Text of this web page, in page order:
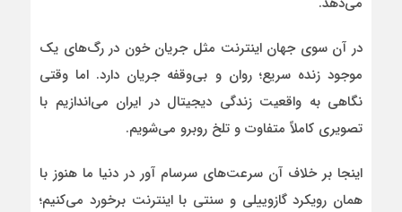
در آن سوی جهان اینترنت مثل جریان خون در رگ‌های یک
موجود زنده سریع؛ روان و بی‌وقفه جریان دارد. اما وقتی
نگاهی به واقعیت زندگی دیجیتال در ایران می‌اندازیم با
تصویری کاملاً متفاوت و تلخ روبرو می‌شویم.
اینجا بر خلاف آن سرعت‌های سرسام‌ آور در دنیا ما هنوز با
همان رویکرد گازوییلی و سنتی با اینترنت برخورد می‌کنیم؛